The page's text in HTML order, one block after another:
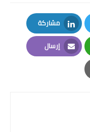
مشاركة
LinkedIn
إرسال
Email